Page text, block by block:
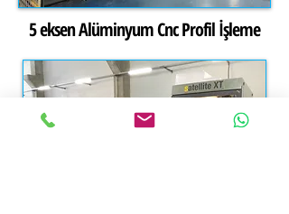
5 eksen Alüminyum Cnc Profil İşleme